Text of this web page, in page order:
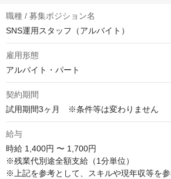
職種 / 募集ポジション名
SNS運用スタッフ（アルバイト）
雇用形態
アルバイト・パート
契約期間
試用期間3ヶ月　※条件等は変わりません
給与
時給 1,400円 〜 1,700円
※残業代別途全額支給（1分単位）
※上記を参考として、スキルや現年収等を